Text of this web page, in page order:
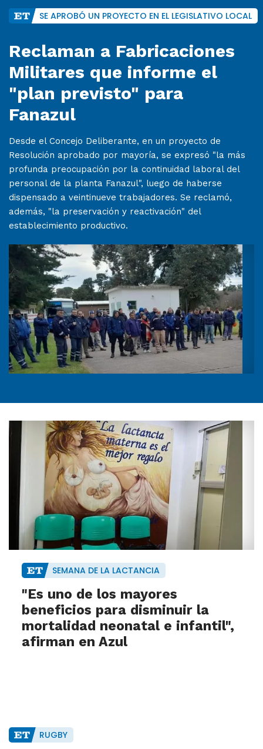
SE APROBÓ UN PROYECTO EN EL LEGISLATIVO LOCAL
Reclaman a Fabricaciones
Militares que informe el
"plan previsto" para
Fanazul
Desde el Concejo Deliberante, en un proyecto de
Resolución aprobado por mayoría, se expresó "la más
profunda preocupación por la continuidad laboral del
personal de la planta Fanazul", luego de haberse
dispensado a veintinueve trabajadores. Se reclamó,
además, "la preservación y reactivación" del
establecimiento productivo.
SEMANA DE LA LACTANCIA
"Es uno de los mayores
beneficios para disminuir la
mortalidad neonatal e infantil",
afirman en Azul
RUGBY